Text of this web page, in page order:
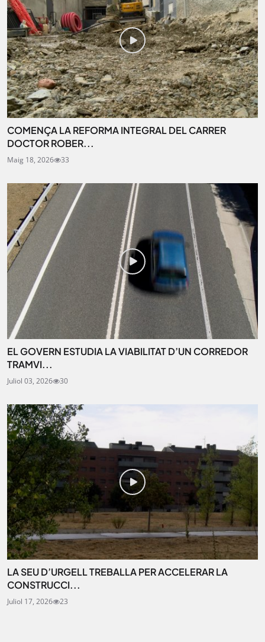
COMENÇA LA REFORMA INTEGRAL DEL CARRER
DOCTOR ROBER...
Maig 18, 2026 33
EL GOVERN ESTUDIA LA VIABILITAT D’UN CORREDOR
TRAMVI...
Juliol 03, 2026 30
LA SEU D’URGELL TREBALLA PER ACCELERAR LA
CONSTRUCCI...
Juliol 17, 2026 23